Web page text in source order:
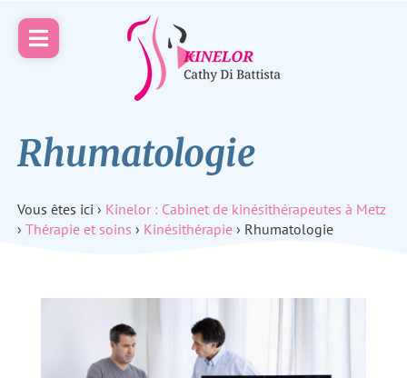
Rhumatologie
Vous êtes ici › Kinelor : Cabinet de kinésithérapeutes à Metz
›Thérapie et soins › Kinésithérapie › Rhumatologie